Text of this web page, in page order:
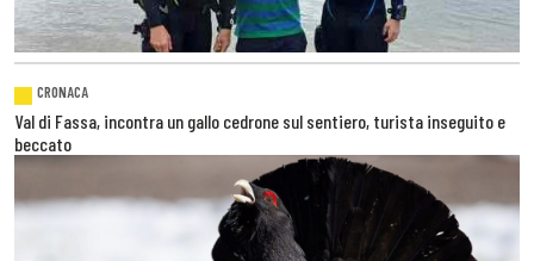
CRONACA
Val di Fassa, incontra un gallo cedrone sul sentiero, turista inseguito e
beccato